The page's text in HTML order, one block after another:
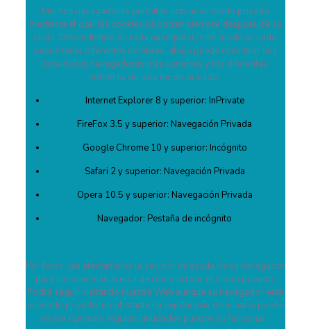
Muchos navegadores permiten activar un modo privado
mediante el cual las cookies se borran siempre después de su
visita. Dependiendo de cada navegador, este modo privado
puede tener diferentes nombres, abajo puede encontrar una
lista de los navegadores más comunes y los diferentes
nombres de este modo privado:
Internet Explorer 8 y superior: InPrivate
FireFox 3.5 y superior: Navegación Privada
Google Chrome 10 y superior: Incógnito
Safari 2 y superior: Navegación Privada
Opera 10.5 y superior: Navegación Privada
Navegador: Pestaña de incógnito
Por favor, lea atentamente la sección de ayuda de su navegador
para conocer más acerca de cómo activar el modo privado.
Podrá seguir visitando nuestra Web aunque su navegador esté
en modo privado, no obstante, la experiencia de usuario puede
no ser óptima y algunas utilidades pueden no funcionar.